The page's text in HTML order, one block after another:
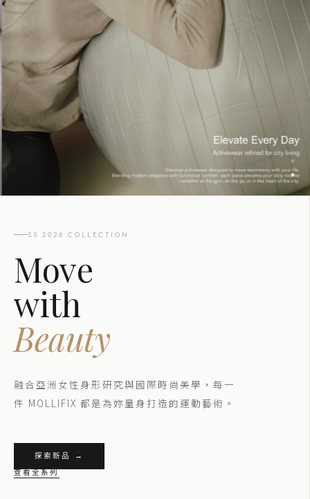
SS 2026 COLLECTION
Move
with
Beauty
融合亞洲女性身形研究與國際時尚美學，每一
件 MOLLIFIX 都是為妳量身打造的運動藝術。
探索新品 →
查看全系列